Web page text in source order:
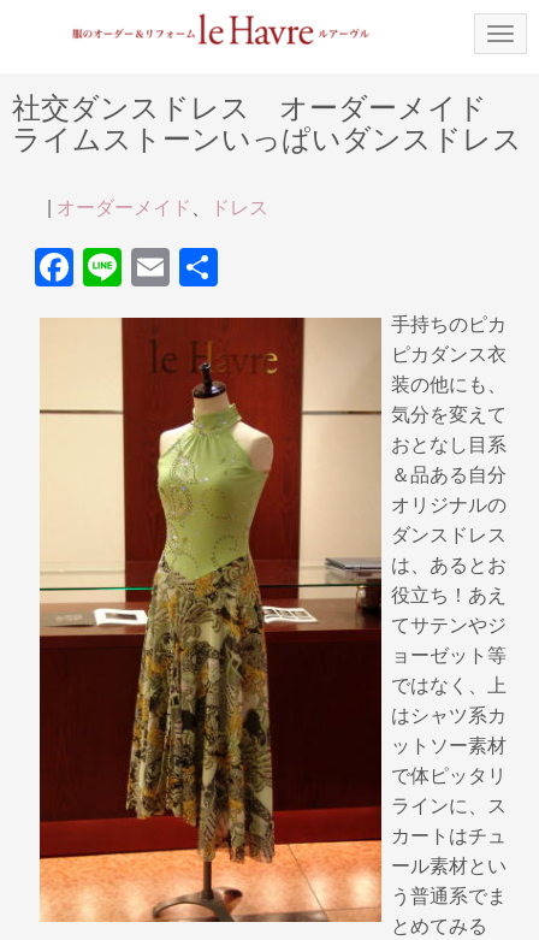
N
a
a
t
社交ダンスドレス オーダーメイド
ライムストーンいっぱいダンスドレス
| オーダーメイド、 ドレス
F
a
b
Li
n
e
E
m
ail
有
手持ちのピカ
ピカダンス衣
装の他にも、
気分を変えて
おとなし目系
＆品ある自分
オリジナルの
ダンスドレス
は、あるとお
役立ち！あえ
てサテンやジ
ョーゼット等
ではなく、上
はシャツ系カ
ットソー素材
で体ピッタリ
ラインに、ス
カートはチュ
ール素材とい
う普通系でま
とめてみる